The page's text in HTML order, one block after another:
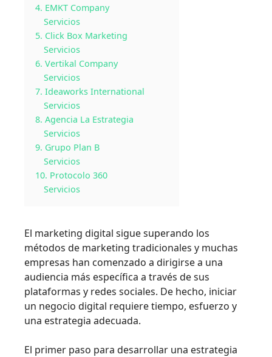
4. EMKT Company
Servicios
5. Click Box Marketing
Servicios
6. Vertikal Company
Servicios
7. Ideaworks International
Servicios
8. Agencia La Estrategia
Servicios
9. Grupo Plan B
Servicios
10. Protocolo 360
Servicios
El marketing digital sigue superando los
métodos de marketing tradicionales y muchas
empresas han comenzado a dirigirse a una
audiencia más específica a través de sus
plataformas y redes sociales. De hecho, iniciar
un negocio digital requiere tiempo, esfuerzo y
una estrategia adecuada.
El primer paso para desarrollar una estrategia